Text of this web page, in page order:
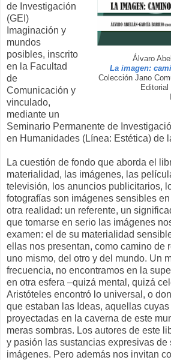
Álvaro
La imagen:
Colección Jano
Editorial
de Investigación
(GEI)
Imaginación y
mundos
posibles, inscrito
en la Facultad
de
Comunicación y
vinculado,
mediante un
Seminario Permanente de
en Humanidades (Línea: Estética) de
La cuestión de fondo que aborda el
materialidad, las imágenes, las
televisión, los anuncios publicitarios,
fotografías son imágenes sensibles
otra realidad: un referente, un
que tomarse en serio las imágenes
examen: el de su materialidad
ellas nos presentan, como camino de
uno mismo, del otro y del mundo. Un
frecuencia, no encontramos en la
en otra esfera –quizá mental, quizá
Aristóteles encontró lo universal, o
que estaban las Ideas, aquellas
proyectadas en la caverna de este
meras sombras. Los autores de este
y pasión las sustancias expresivas de
imágenes. Pero además nos invitan